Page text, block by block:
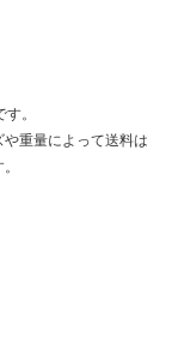
。
重量によって送料は